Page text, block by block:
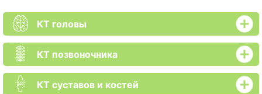
КТ головы
КТ позвоночника
КТ суставов и костей